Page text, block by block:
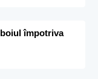
împotriva